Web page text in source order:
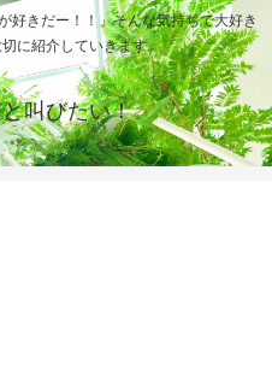
好きだー！！」そんな気持ちで大好き
に紹介していきます。
叫びたい！